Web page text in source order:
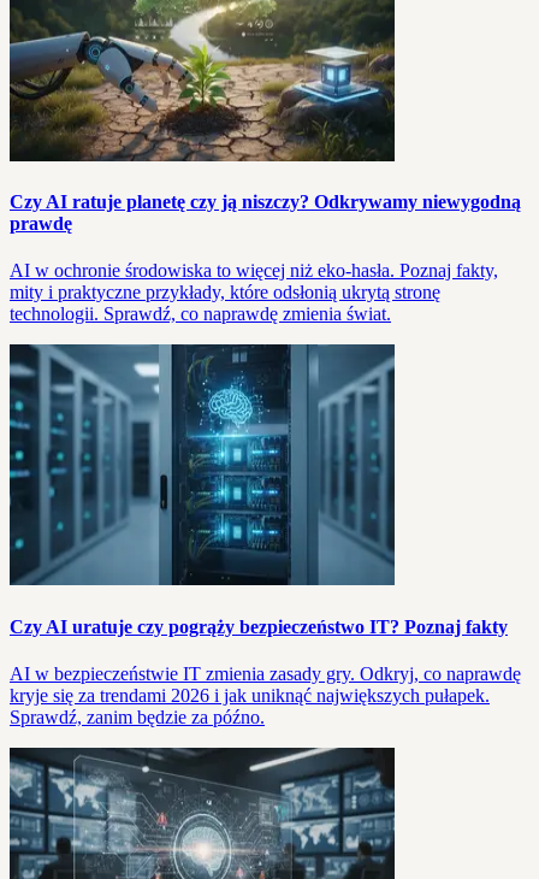
Czy AI ratuje planetę czy ją niszczy? Odkrywamy niewygodną
prawdę
AI w ochronie środowiska to więcej niż eko-hasła. Poznaj fakty,
mity i praktyczne przykłady, które odsłonią ukrytą stronę
technologii. Sprawdź, co naprawdę zmienia świat.
Czy AI uratuje czy pogrąży bezpieczeństwo IT? Poznaj fakty
AI w bezpieczeństwie IT zmienia zasady gry. Odkryj, co naprawdę
kryje się za trendami 2026 i jak uniknąć największych pułapek.
Sprawdź, zanim będzie za późno.